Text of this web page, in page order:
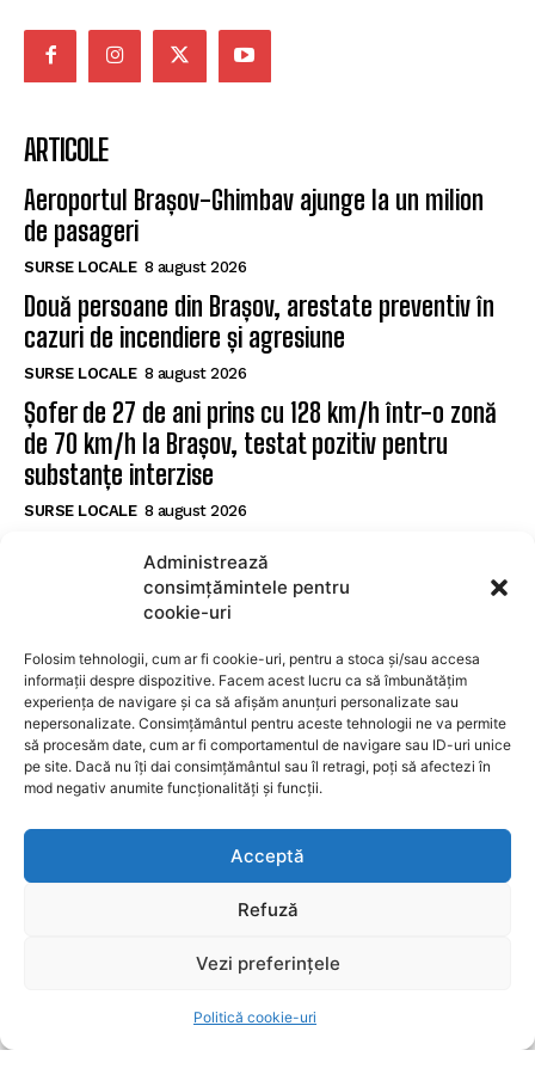
Administrează
consimțămintele pentru
cookie-uri
Folosim tehnologii, cum ar fi cookie-uri, pentru a stoca și/sau accesa
informații despre dispozitive. Facem acest lucru ca să îmbunătățim
experiența de navigare și ca să afișăm anunțuri personalizate sau
nepersonalizate. Consimțământul pentru aceste tehnologii ne va permite
să procesăm date, cum ar fi comportamentul de navigare sau ID-uri unice
pe site. Dacă nu îți dai consimțământul sau îl retragi, poți să afectezi în
mod negativ anumite funcționalități și funcții.
Acceptă
Refuză
Vezi preferințele
Politică cookie-uri
ARTICOLE
Aeroportul Brașov-Ghimbav ajunge la un milion
de pasageri
SURSE LOCALE 8 august 2026
Două persoane din Brașov, arestate preventiv în
cazuri de incendiere și agresiune
SURSE LOCALE 8 august 2026
Șofer de 27 de ani prins cu 128 km/h într-o zonă
de 70 km/h la Brașov, testat pozitiv pentru
substanțe interzise
SURSE LOCALE 8 august 2026
de pasageri
SURSE LOCALE 8 august 2026
Două persoane din Brașov, arestate preventiv în
cazuri de incendiere și agresiune
Șofer de 27 de ani prins cu 128 km/h într-o zonă
de 70 km/h la Brașov, testat pozitiv pentru